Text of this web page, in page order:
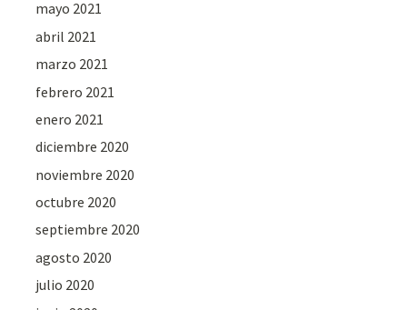
mayo 2021
abril 2021
marzo 2021
febrero 2021
enero 2021
diciembre 2020
noviembre 2020
octubre 2020
septiembre 2020
agosto 2020
julio 2020